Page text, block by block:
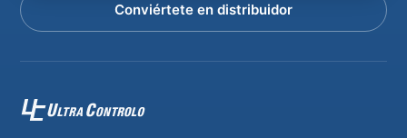
Conviértete en distribuidor